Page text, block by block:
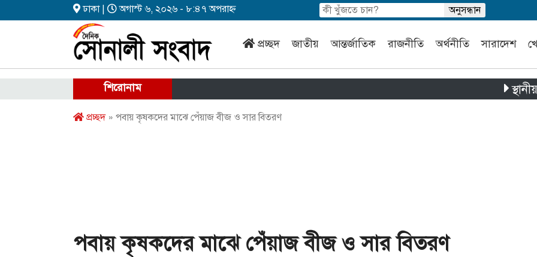
ঢাকা | অগাস্ট ৬, ২০২৬ - ৮:৪৭ অপরাহ্ন
প্রচ্ছদ জাতীয় আন্তর্জাতিক রাজনীতি অর্থনীতি সারাদেশ
শিরোনাম স্থানীয়
প্রচ্ছদ» পবায় কৃষকদের মাঝে পেঁয়াজ বীজ ও সার বিতরণ
পবায় কৃষকদের মাঝে পেঁয়াজ বীজ ও সার বিতরণ